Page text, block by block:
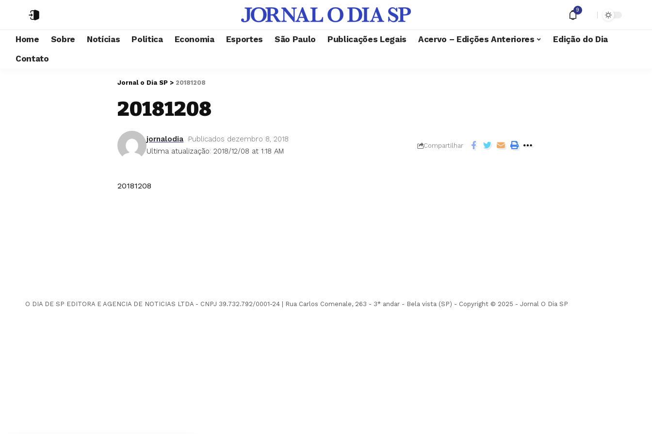
9
Home Sobre Notícias Politica Economia Esportes São Paulo Publicações Legais Acervo – Edições Anteriores
Edição do Dia
Contato
Jornal o Dia SP > 20181208
20181208
Ultima atualização: 2018/12/08 at 1:18 AM
jornalodia Publicados dezembro 8, 2018
Compartilhar
20181208
O DIA DE SP EDITORA E AGENCIA DE NOTICIAS LTDA - CNPJ 39.732.792/0001-24 | Rua Carlos Comenale, 263 - 3* andar - Bela vista (SP) - Copyright © 2025 - Jornal O Dia SP